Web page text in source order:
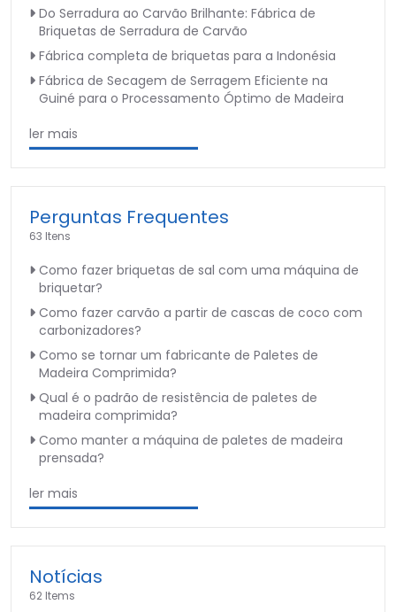
Do Serradura ao Carvão Brilhante: Fábrica de
Briquetas de Serradura de Carvão
Fábrica completa de briquetas para a Indonésia
Fábrica de Secagem de Serragem Eficiente na
Guiné para o Processamento Óptimo de Madeira
ler mais
Perguntas Frequentes
63 Itens
Como fazer briquetas de sal com uma máquina de
briquetar?
Como fazer carvão a partir de cascas de coco com
carbonizadores?
Como se tornar um fabricante de Paletes de
Madeira Comprimida?
Qual é o padrão de resistência de paletes de
madeira comprimida?
Como manter a máquina de paletes de madeira
prensada?
ler mais
Notícias
62 Items